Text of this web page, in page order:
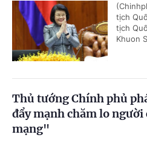
tịch
tịch
Khuon
Thủ tướng Chính phủ
đẩy mạnh chăm lo người
mạng"